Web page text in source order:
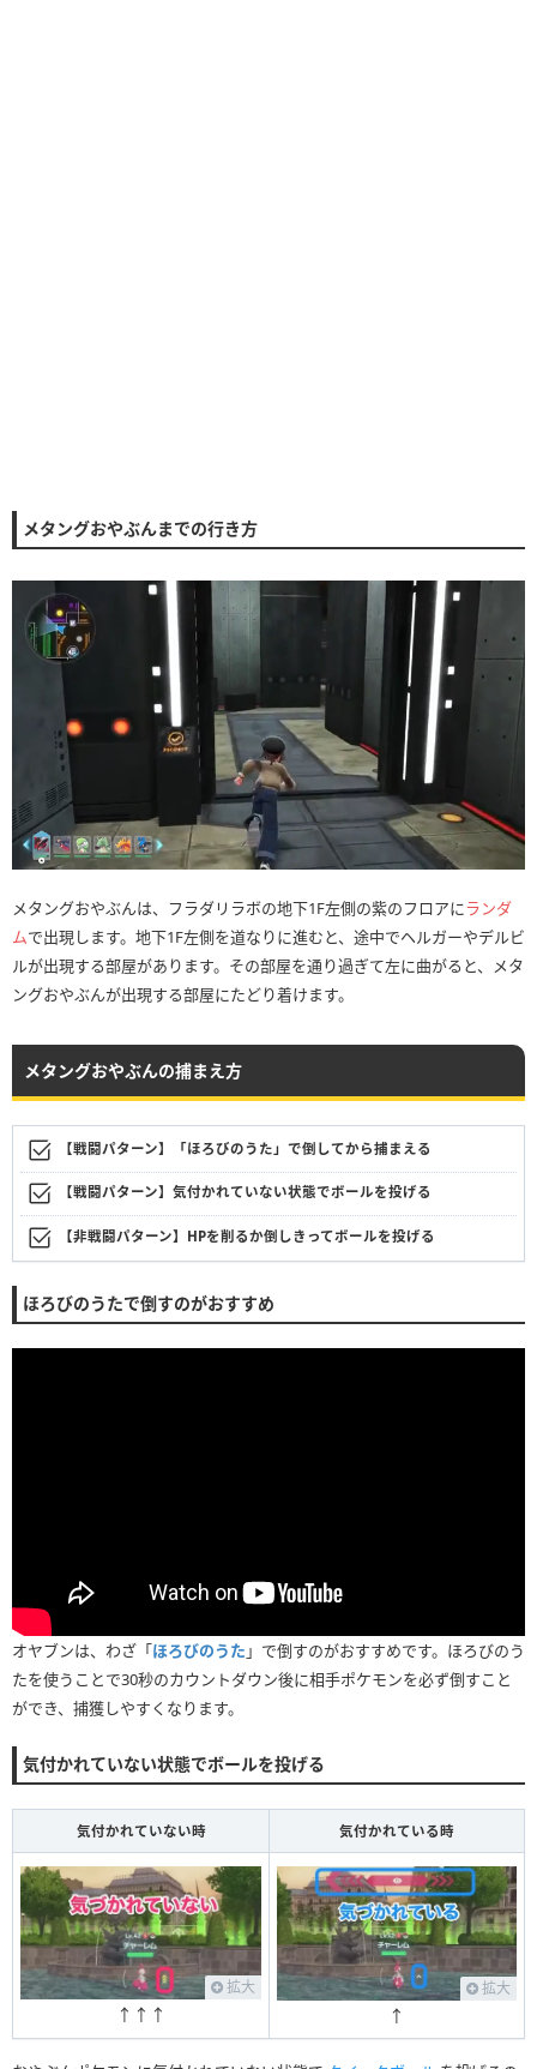
メタングおやぶんまでの行き方
メタングおやぶんは、フラダリラボの地下1F左側の紫のフロアにランダ
ムで出現します。地下1F左側を道なりに進むと、途中でヘルガーやデルビ
ルが出現する部屋があります。その部屋を通り過ぎて左に曲がると、メタ
ングおやぶんが出現する部屋にたどり着けます。
メタングおやぶんの捕まえ方
【戦闘パターン】「ほろびのうた」で倒してから捕まえる
【戦闘パターン】気付かれていない状態でボールを投げる
【非戦闘パターン】HPを削るか倒しきってボールを投げる
ほろびのうたで倒すのがおすすめ
オヤブンは、わざ「ほろびのうた 」で倒すのがおすすめです。ほろびのう
たを使うことで30秒のカウントダウン後に相手ポケモンを必ず倒すこと
ができ、捕獲しやすくなります。
気付かれていない状態でボールを投げる
気付かれていない時 気付かれている時
拡大
↑↑↑
拡大
↑